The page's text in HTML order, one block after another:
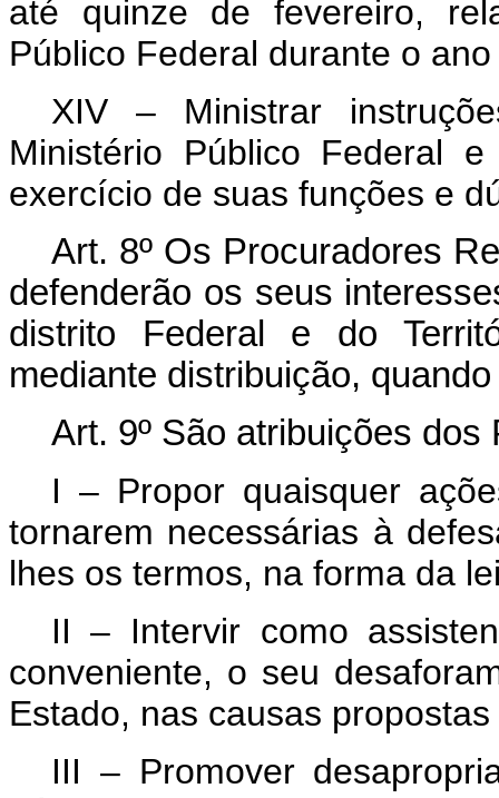
até quinze de fevereiro,
Público Federal durante o
XIV – Ministrar
Ministério Público Federal
exercício de suas funções e
Art. 8º Os Procuradores
defenderão os seus
distrito Federal e do
mediante distribuição,
Art. 9º São atribuições
I – Propor quaisquer
tornarem necessárias à
lhes os termos, na forma da
II – Intervir como
conveniente, o seu
Estado, nas causas
III – Promover